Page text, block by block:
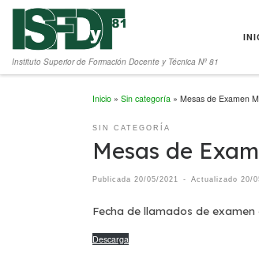
Saltar al contenido
Instituto Superior de Formación Docente y Técnica Nº 81
Inicio » Sin categoría » Mesas de Examen
SIN CATEGORÍA
Mesas de
Publicada 20/05/2021 - Actualizado 20/
Fecha de llamados de
Descarga